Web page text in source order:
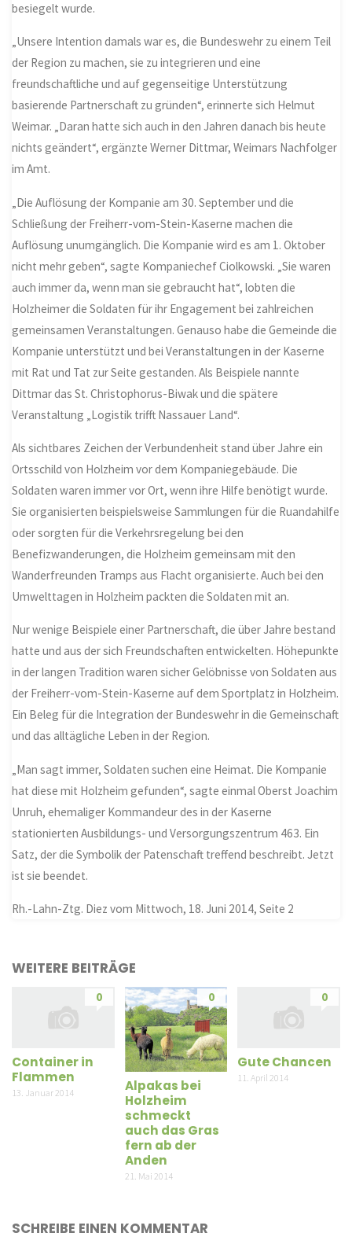
besiegelt wurde.
„Unsere Intention damals war es, die Bundeswehr zu einem Teil
der Region zu machen, sie zu integrieren und eine
freundschaftliche und auf gegenseitige Unterstützung
basierende Partnerschaft zu gründen“, erinnerte sich Helmut
Weimar. „Daran hatte sich auch in den Jahren danach bis heute
nichts geändert“, ergänzte Werner Dittmar, Weimars Nachfolger
im Amt.
„Die Auflösung der Kompanie am 30. September und die
Schließung der Freiherr-vom-Stein-Kaserne machen die
Auflösung unumgänglich. Die Kompanie wird es am 1. Oktober
nicht mehr geben“, sagte Kompaniechef Ciolkowski. „Sie waren
auch immer da, wenn man sie gebraucht hat“, lobten die
Holzheimer die Soldaten für ihr Engagement bei zahlreichen
gemeinsamen Veranstaltungen. Genauso habe die Gemeinde die
Kompanie unterstützt und bei Veranstaltungen in der Kaserne
mit Rat und Tat zur Seite gestanden. Als Beispiele nannte
Dittmar das St. Christophorus-Biwak und die spätere
Veranstaltung „Logistik trifft Nassauer Land“.
Als sichtbares Zeichen der Verbundenheit stand über Jahre ein
Ortsschild von Holzheim vor dem Kompaniegebäude. Die
Soldaten waren immer vor Ort, wenn ihre Hilfe benötigt wurde.
Sie organisierten beispielsweise Sammlungen für die Ruandahilfe
oder sorgten für die Verkehrsregelung bei den
Benefizwanderungen, die Holzheim gemeinsam mit den
Wanderfreunden Tramps aus Flacht organisierte. Auch bei den
Umwelttagen in Holzheim packten die Soldaten mit an.
Nur wenige Beispiele einer Partnerschaft, die über Jahre bestand
hatte und aus der sich Freundschaften entwickelten. Höhepunkte
in der langen Tradition waren sicher Gelöbnisse von Soldaten aus
der Freiherr-vom-Stein-Kaserne auf dem Sportplatz in Holzheim.
Ein Beleg für die Integration der Bundeswehr in die Gemeinschaft
und das alltägliche Leben in der Region.
„Man sagt immer, Soldaten suchen eine Heimat. Die Kompanie
hat diese mit Holzheim gefunden“, sagte einmal Oberst Joachim
Unruh, ehemaliger Kommandeur des in der Kaserne
stationierten Ausbildungs- und Versorgungszentrum 463. Ein
Satz, der die Symbolik der Patenschaft treffend beschreibt. Jetzt
ist sie beendet.
Rh.-Lahn-Ztg. Diez vom Mittwoch, 18. Juni 2014, Seite 2
WEITERE BEITRÄGE
0
Container in
Flammen
13. Januar 2014
0
Alpakas bei
Holzheim
schmeckt
auch das Gras
fern ab der
Anden
21. Mai 2014
0
Gute Chancen
11. April 2014
SCHREIBE EINEN KOMMENTAR